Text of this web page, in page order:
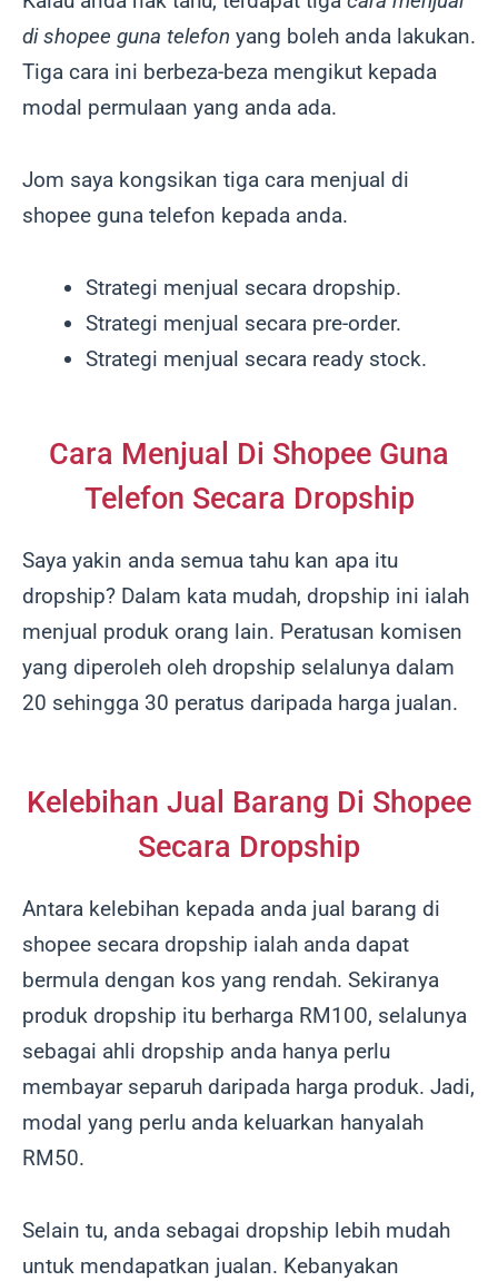
di shopee guna telefon yang boleh anda lakukan.
Tiga cara ini berbeza-beza mengikut kepada
modal permulaan yang anda ada.
Jom saya kongsikan tiga cara menjual di
shopee guna telefon kepada anda.
Strategi menjual secara dropship.
Strategi menjual secara pre-order.
Strategi menjual secara ready stock.
Cara Menjual Di Shopee Guna
Telefon Secara Dropship
Saya yakin anda semua tahu kan apa itu
dropship? Dalam kata mudah, dropship ini ialah
menjual produk orang lain. Peratusan komisen
yang diperoleh oleh dropship selalunya dalam
20 sehingga 30 peratus daripada harga jualan.
Kelebihan Jual Barang Di Shopee
Secara Dropship
Antara kelebihan kepada anda jual barang di
shopee secara dropship ialah anda dapat
bermula dengan kos yang rendah. Sekiranya
produk dropship itu berharga RM100, selalunya
sebagai ahli dropship anda hanya perlu
membayar separuh daripada harga produk. Jadi,
modal yang perlu anda keluarkan hanyalah
RM50.
Selain tu, anda sebagai dropship lebih mudah
untuk mendapatkan jualan. Kebanyakan